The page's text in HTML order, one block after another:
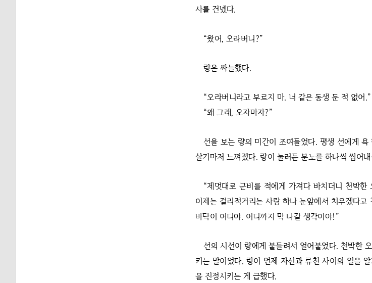
사를 건넸다.
“왔어, 오라버니?”
량은 싸늘했다.
“오라버니라고 부르지 마. 너 같은 동생 둔 적 없어.”
“왜 그래, 오자마자?”
선을 보는 량의 미간이 조여들었다. 평생 선에게
살기마저 느껴졌다. 량이 눌러둔 분노를 하나씩 씹어
“제멋대로 군비를 적에게 가져다 바치더니 천박
이제는 걸리적거리는 사람 하나 눈앞에서 치우겠다
바닥이 어디야. 어디까지 막 나갈 생각이야!”
선의 시선이 량에게 붙들려서 얼어붙었다. 천박한
키는 말이었다. 량이 언제 자신과 류천 사이의 일을
을 진정시키는 게 급했다.